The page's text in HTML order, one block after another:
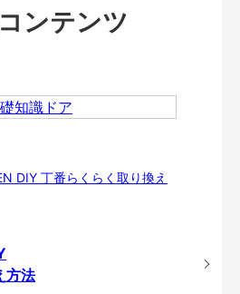
ンテンツ
方法